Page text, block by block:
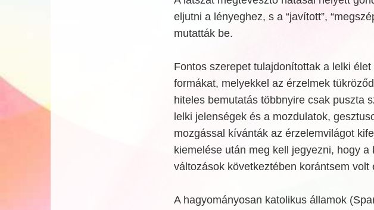
eljutni a lényeghez, s a “javított”,
mutatták be.
Fontos szerepet tulajdonítottak a lelki
formákat, melyekkel az érzelmek
hiteles bemutatás többnyire csak puszta
lelki jelenségek és a mozdulatok,
mozgással kívánták az érzelemvilágot
kiemelése után meg kell jegyezni, hogy
változások következtében korántsem volt
A hagyományosan katolikus államok